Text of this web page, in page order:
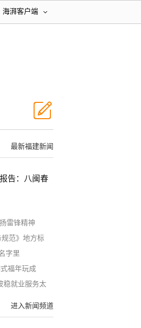
海湃客户端
最新福建新闻
告：八闽春
雷锋精神
规范》地方标
字里
福年玩成
稳就业服务太
进入新闻频道